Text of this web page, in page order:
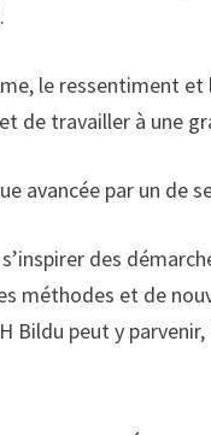
le ressentiment
de travailler à une
avancée par un de
des
méthodes et de
Bildu peut y